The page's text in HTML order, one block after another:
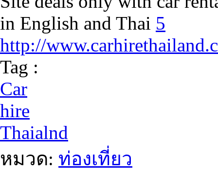
in English and Thai 5
http://
Tag :
Car
hire
Thaialnd
หมวด: ท่องเที่ยว